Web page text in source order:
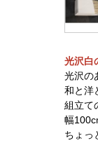
光沢白
光沢の
和と洋
組立て
幅
ちょっ